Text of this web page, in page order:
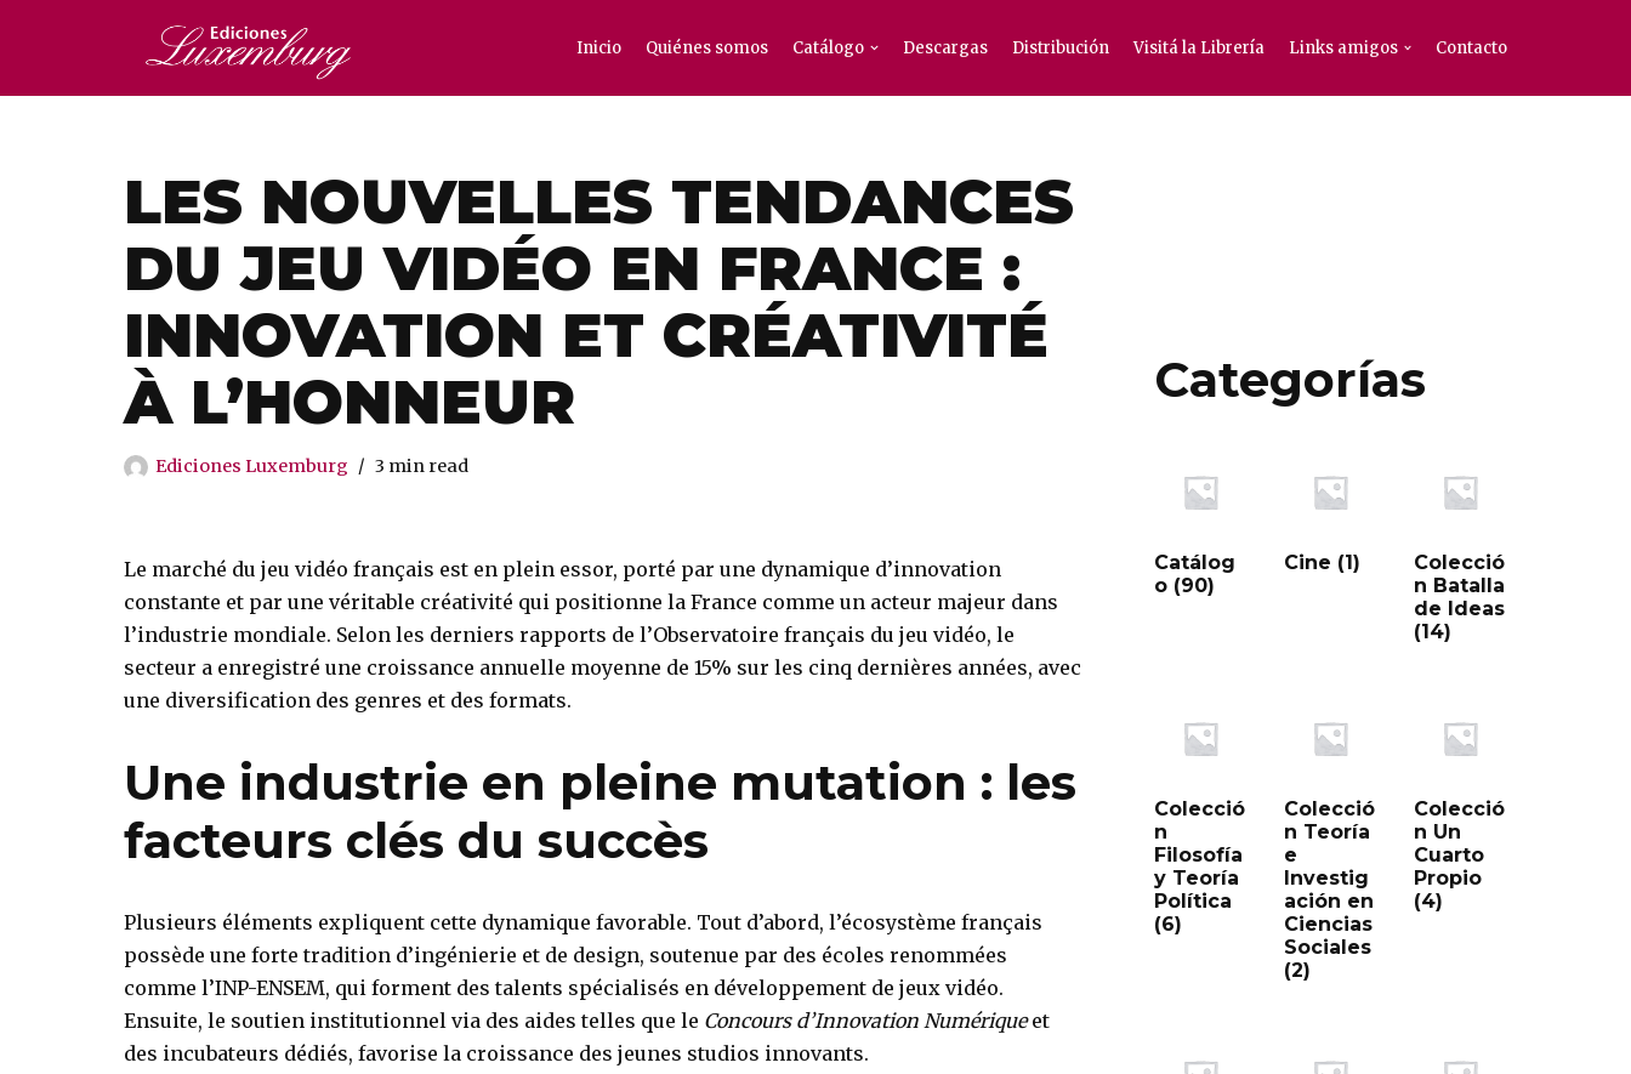
al
Inicio Quiénes somos Catálogo Descargas Distribución Visitá la Librería Links amigos Contacto
LES NOUVELLES TENDANCES
DU JEU VIDÉO EN FRANCE :
INNOVATION ET CRÉATIVITÉ
À L’HONNEUR
Ediciones Luxemburg 3 min read
Le marché du jeu vidéo français est en plein essor, porté par une dynamique d’innovation
constante et par une véritable créativité qui positionne la France comme un acteur majeur dans
l’industrie mondiale. Selon les derniers rapports de l’Observatoire français du jeu vidéo, le
secteur a enregistré une croissance annuelle moyenne de 15% sur les cinq dernières années, avec
une diversification des genres et des formats.
Une industrie en pleine mutation : les
facteurs clés du succès
Plusieurs éléments expliquent cette dynamique favorable. Tout d’abord, l’écosystème français
possède une forte tradition d’ingénierie et de design, soutenue par des écoles renommées
comme l’INP-ENSEM, qui forment des talents spécialisés en développement de jeux vidéo.
Ensuite, le soutien institutionnel via des aides telles que le Concours d’Innovation Numériqueet
des incubateurs dédiés, favorise la croissance des jeunes studios innovants.
Categorías
Catálog
o (90)
Cine (1)
Colecció
n Batalla
de Ideas
(14)
Colecció
n
Filosofía
y Teoría
Política
(6)
Colecció
n Teoría
e
Investig
ación en
Ciencias
Sociales
(2)
Colecció
n Un
Cuarto
Propio
(4)